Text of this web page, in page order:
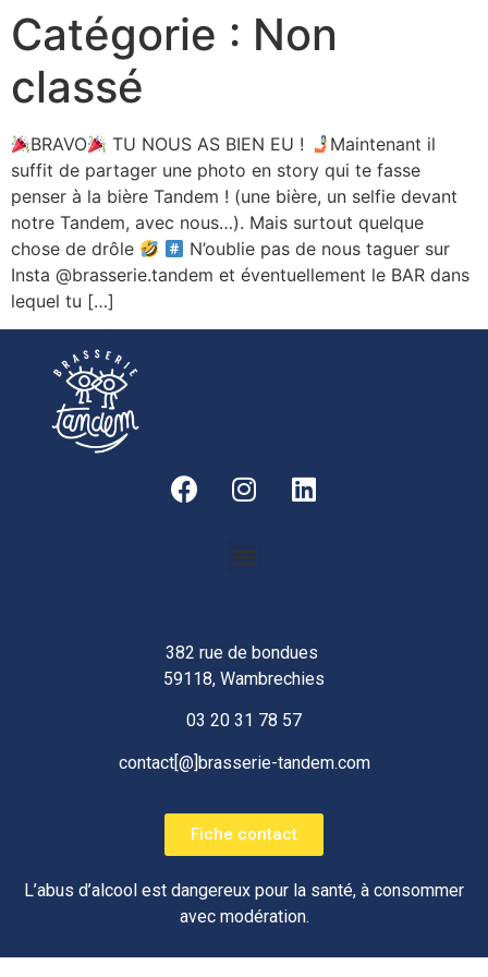
Catégorie : Non
classé
BRAVO TU NOUS AS BIEN EU !
Maintenant il
suffit de partager une photo en story qui te fasse
penser à la bière Tandem ! (une bière, un selfie devant
notre Tandem, avec nous…). Mais surtout quelque
chose de drôle
N’oublie pas de nous taguer sur
Insta @brasserie.tandem et éventuellement le BAR dans
lequel tu […]
382 rue de bondues
59118, Wambrechies
03 20 31 78 57
contact[@]brasserie-tandem.com
Fiche contact
L’abus d’alcool est dangereux pour la santé, à consommer
avec modération.